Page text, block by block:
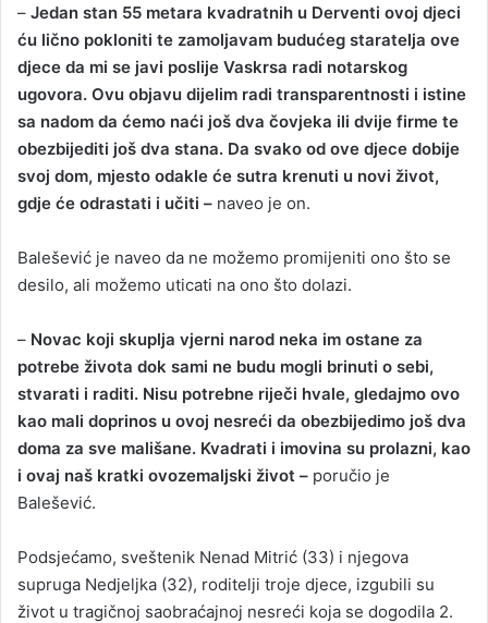
– Јedan stan 55 metara kvadratnih u Derventi ovoj djeci
ću lično pokloniti te zamoljavam budućeg staratelja ove
djece da mi se javi poslije Vaskrsa radi notarskog
ugovora. Ovu objavu dijelim radi transparentnosti i istine
sa nadom da ćemo naći još dva čovjeka ili dvije firme te
obezbijediti još dva stana. Da svako od ove djece dobije
svoj dom, mjesto odakle će sutra krenuti u novi život,
gdje će odrastati i učiti – naveo je on.
Balešević je naveo da ne možemo promijeniti ono što se
desilo, ali možemo uticati na ono što dolazi.
– Novac koji skuplja vjerni narod neka im ostane za
potrebe života dok sami ne budu mogli brinuti o sebi,
stvarati i raditi. Nisu potrebne riječi hvale, gledajmo ovo
kao mali doprinos u ovoj nesreći da obezbijedimo još dva
doma za sve mališane. Kvadrati i imovina su prolazni, kao
i ovaj naš kratki ovozemaljski život – poručio je
Balešević.
Podsjećamo, sveštenik Nenad Mitrić (33) i njegova
supruga Nedjeljka (32), roditelji troje djece, izgubili su
život u tragičnoj saobraćajnoj nesreći koja se dogodila 2.